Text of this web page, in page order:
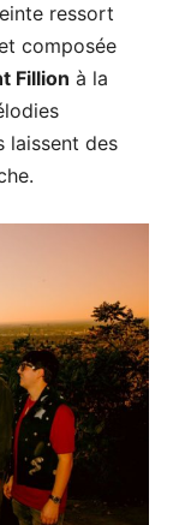
ressort
composée
Fillion à la
laissent des